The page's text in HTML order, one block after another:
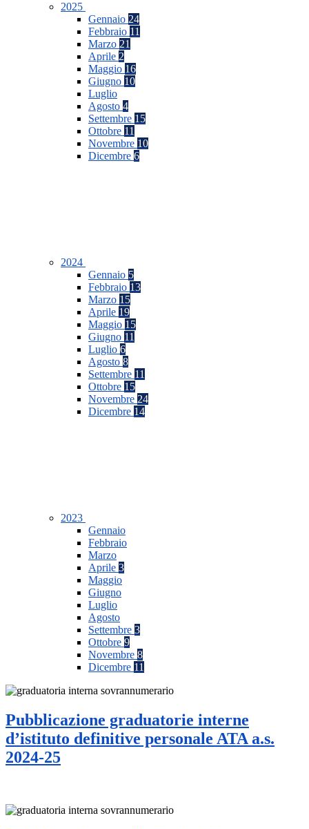
2025
Gennaio 24
Febbraio 11
Marzo 21
Aprile 2
Maggio 16
Giugno 10
Luglio
Agosto 4
Settembre 15
Ottobre 11
Novembre 10
Dicembre 6
2024
Gennaio 5
Febbraio 13
Marzo 15
Aprile 19
Maggio 15
Giugno 11
Luglio 6
Agosto 8
Settembre 11
Ottobre 15
Novembre 24
Dicembre 14
2023
Gennaio
Febbraio
Marzo
Aprile 3
Maggio
Giugno
Luglio
Agosto
Settembre 3
Ottobre 9
Novembre 8
Dicembre 11
Pubblicazione graduatorie interne
d’istituto definitive personale ATA a.s.
2024-25